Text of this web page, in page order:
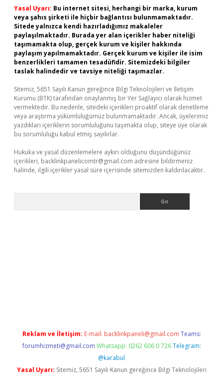
Yasal Uyarı: Bu internet sitesi, herhangi bir marka, kurum
veya şahıs şirketi ile hiçbir bağlantısı bulunmamaktadır.
Sitede yalnızca kendi hazırladığımız makaleler
paylaşılmaktadır. Burada yer alan içerikler haber niteliği
taşımamakta olup, gerçek kurum ve kişiler hakkında
paylaşım yapılmamaktadır. Gerçek kurum ve kişiler ile isim
benzerlikleri tamamen tesadüfidir. Sitemizdeki bilgiler
taslak halindedir ve tavsiye niteliği taşımazlar.
Sitemiz, 5651 Sayılı Kanun gereğince Bilgi Teknolojileri ve İletişim
Kurumu (BTK) tarafından onaylanmış bir Yer Sağlayıcı olarak hizmet
vermektedir. Bu nedenle, sitedeki içerikleri proaktif olarak denetleme
veya araştırma yükümlülüğümüz bulunmamaktadır. Ancak, üyelerimiz
yazdıkları içeriklerin sorumluluğunu taşımakta olup, siteye üye olarak
bu sorumluluğu kabul etmiş sayılırlar.
Hukuka ve yasal düzenlemelere aykırı olduğunu düşündüğünüz
içerikleri, backlinkpanelicomtr@gmail.com adresine bildirmeniz
halinde, ilgili içerikler yasal süre içerisinde sitemizden kaldırılacaktır.
Reklam ve İletişim: E-mail: backlinkpaneli@gmail.com Teams:
forumhizmeti@gmail.com Whatsapp: 0262 606 0 726 Telegram:
@karabul
Yasal Uyarı: Sitemiz, 5651 Sayılı Kanun gereğince Bilgi Teknolojileri